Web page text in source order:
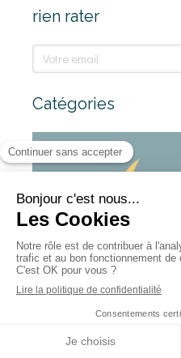
rien rater
Votre email
Catégories